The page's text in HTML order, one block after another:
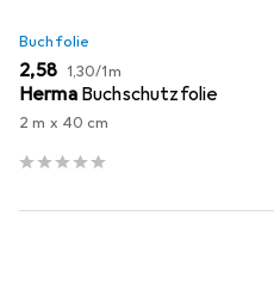
Buchfolie
EUR
2,58 EUR
1,30/1m
Herma Buchschutzfolie
2 m x 40 cm